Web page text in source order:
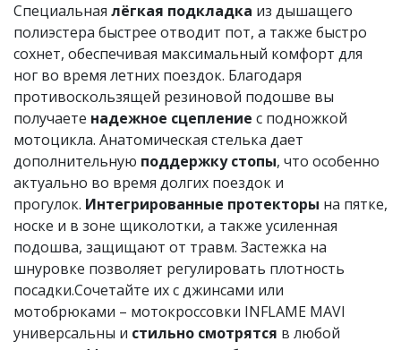
Специальная лёгкая подкладка из дышащего
полиэстера быстрее отводит пот, а также быстро
сохнет, обеспечивая максимальный комфорт для
ног во время летних поездок. Благодаря
противоскользящей резиновой подошве вы
получаете надежное сцепление с подножкой
мотоцикла. Анатомическая стелька дает
дополнительную поддержку стопы, что особенно
актуально во время долгих поездок и
прогулок. Интегрированные протекторы на пятке,
носке и в зоне щиколотки, а также усиленная
подошва, защищают от травм. Застежка на
шнуровке позволяет регулировать плотность
посадки.Сочетайте их с джинсами или
мотобрюками – мотокроссовки INFLAME MAVI
универсальны и стильно смотрятся в любой